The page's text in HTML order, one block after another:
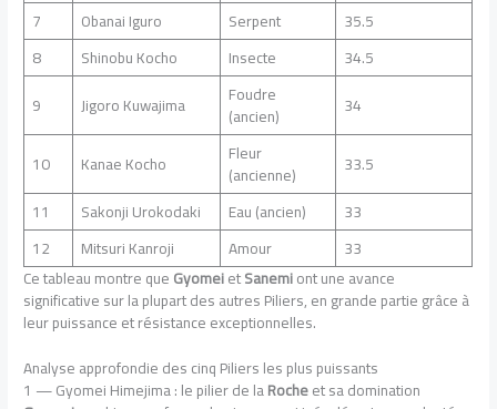
7
Obanai Iguro Serpent
35.5
8
Shinobu Kocho Insecte
34.5
9
Jigoro Kuwajima Foudre
(ancien) 34
10 Kanae Kocho Fleur
(ancienne)
33.5
11
Sakonji Urokodaki Eau (ancien)
33
12
Mitsuri Kanroji Amour
33
Ce tableau montre queGyomeietSanemiont une avance
significative sur la plupart des autres Piliers, en grande partie grâce à
leur puissance et résistance exceptionnelles.
Analyse approfondie des cinq Piliers les plus puissants
1 — Gyomei Himejima : le pilier de laRocheet sa domination